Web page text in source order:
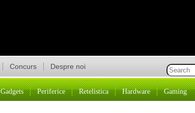
Concurs Despre noi
Gadgets Periferice Retelistica Hardware Gaming